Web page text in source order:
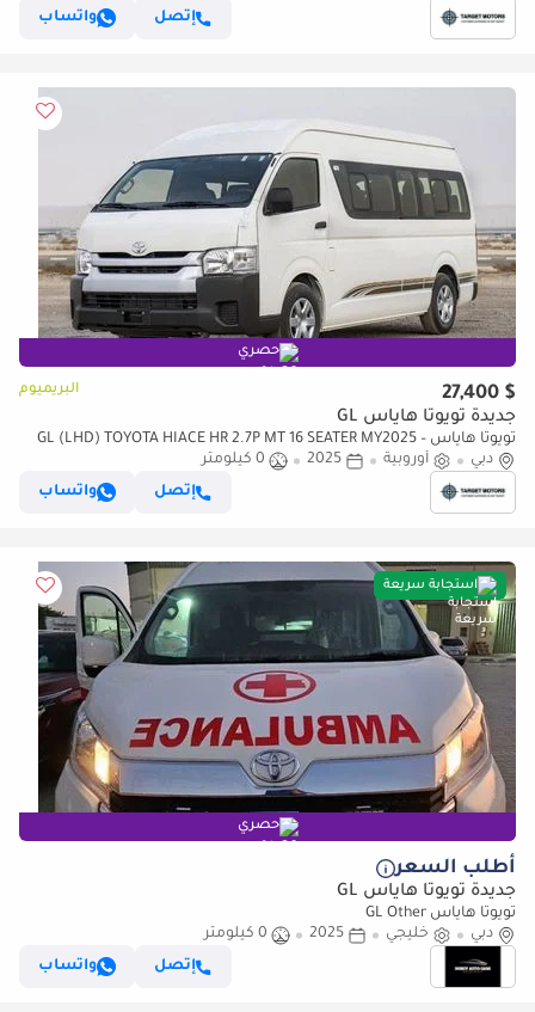
إتصل
واتساب
حصري
$ 27,400 البريميوم
جديدة تويوتا هاياس GL
تويوتا هاياس GL (LHD) TOYOTA HIACE HR 2.7P MT 16 SEATER MY2025 –
WHITE
دبي أوروبية 2025
0 كيلومتر
إتصل
واتساب
استجابة سريعة
حصري
أطلب السعر
جديدة تويوتا هاياس GL
تويوتا هاياس GL Other
دبي
خليجي 2025
0 كيلومتر
إتصل
واتساب